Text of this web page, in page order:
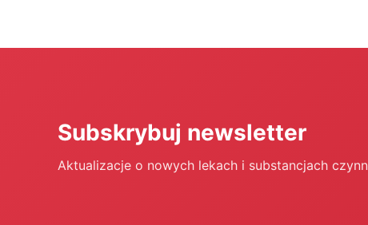
Subskrybuj newsletter
Aktualizacje o nowych lekach i substancjach